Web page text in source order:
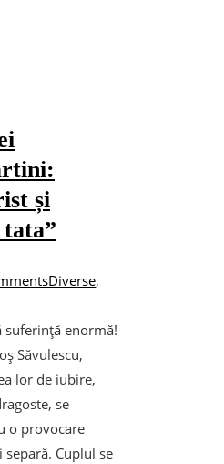
și
Diverse,
suferință enormă!
Săvulescu,
lor de iubire,
se
o provocare
Cuplul se